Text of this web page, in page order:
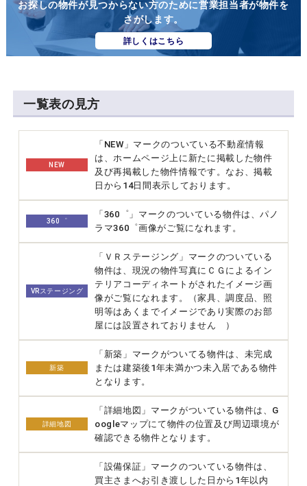
お探しの物件が見つからない方のために営業担当者が物件を
さがします。
詳しくはこちら
一覧表の見方
NEW
「NEW」マークのついている不動産情報
は、ホームページ上に新たに掲載した物件
及び再掲載した物件情報です。なお、掲載
日から14日間表示しております。
360゜
「360゜」マークのついている物件は、パノ
ラマ360゜画像がご覧になれます。
VRステージング
「ＶＲステージング」マークのついている
物件は、現況の物件写真にＣＧによるイン
テリアコーディネートがされたイメージ画
像がご覧になれます。（家具、調度品、照
明等はあくまでイメージであり実際のお部
屋には設置されておりません ）
新築
「新築」マークがついてる物件は、未完成
または建築後1年未満かつ未入居である物件
となります。
詳細地図
「詳細地図」マークがついている物件は、G
oogleマップにて物件の位置及び周辺環境が
確認できる物件となります。
「設備保証」マークのついている物件は、
買主さまへお引き渡しした日から1年以内